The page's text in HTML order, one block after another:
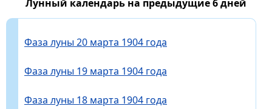
Лунный календарь на предыдущие 6 дней
Фаза луны 20 марта 1904 года
Фаза луны 19 марта 1904 года
Фаза луны 18 марта 1904 года